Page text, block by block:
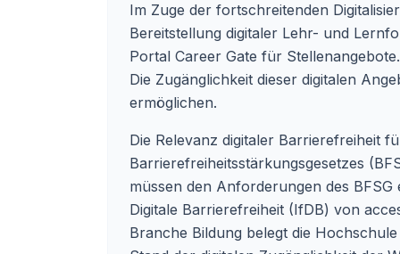
Im Zuge der fortschreitenden
Bereitstellung digitaler Lehr- und
Portal Career Gate für
Die Zugänglichkeit dieser digitalen
ermöglichen.
Die Relevanz digitaler Barrierefreiheit
Barrierefreiheitsstärkungsgesetzes
müssen den Anforderungen des
Digitale Barrierefreiheit (IfDB) von
Branche Bildung belegt die